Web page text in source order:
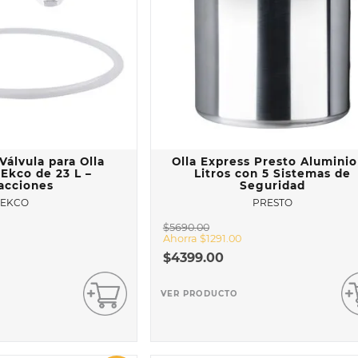
para Olla
de 23 L –
EKCO
Olla Express Presto Aluminio
Litros con 5 Sistemas de
Seguridad
PRESTO
$5690.00
Ahorra $1291.00
$4399.00
VER PRODUCTO